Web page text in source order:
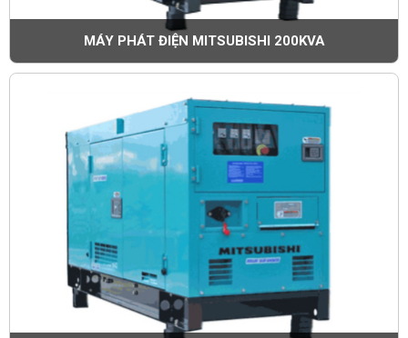
MÁY PHÁT ĐIỆN MITSUBISHI 200KVA